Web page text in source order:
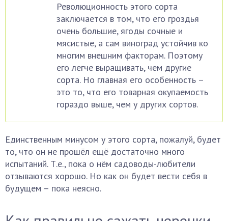
Революционность этого сорта
заключается в том, что его гроздья
очень большие, ягоды сочные и
мясистые, а сам виноград устойчив ко
многим внешним факторам. Поэтому
его легче выращивать, чем другие
сорта. Но главная его особенность –
это то, что его товарная окупаемость
гораздо выше, чем у других сортов.
Единственным минусом у этого сорта, пожалуй, будет
то, что он не прошёл ещё достаточно много
испытаний. Т.е., пока о нём садоводы-любители
отзываются хорошо. Но как он будет вести себя в
будущем – пока неясно.